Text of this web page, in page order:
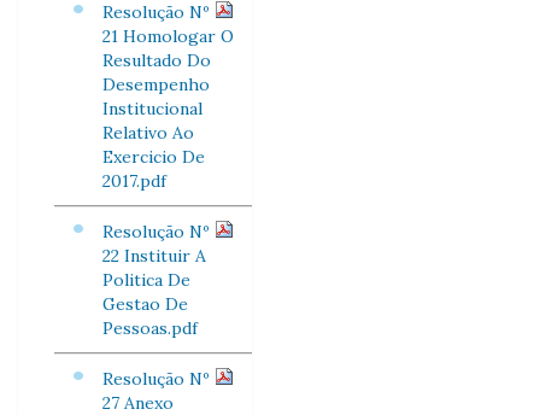
Resolução Nº
21 Homologar O
Resultado Do
Desempenho
Institucional
Relativo Ao
Exercicio De
2017.pdf
Resolução Nº
22 Instituir A
Politica De
Gestao De
Pessoas.pdf
Resolução Nº
27 Anexo